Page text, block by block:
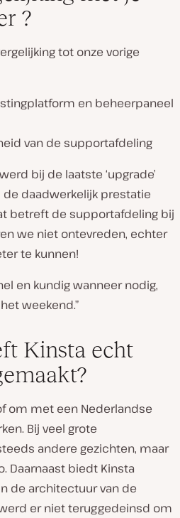
?
tot onze vorige
en beheerpaneel
van de supportafdeling
bij de laatste ‘upgrade’
daadwerkelijk prestatie
betreft de supportafdeling bij
we niet ontevreden, echter
te kunnen!
en kundig wanneer nodig,
weekend.”
Kinsta echt
om met een Nederlandse
Bij veel grote
andere gezichten, maar
Daarnaast biedt Kinsta
de architectuur van de
er niet teruggedeinsd om